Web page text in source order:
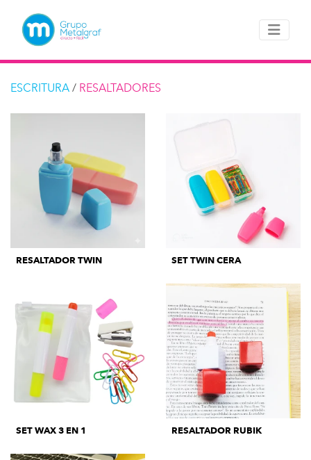
ESCRITURA / RESALTADORES
RESALTADOR TWIN SET TWIN CERA
SET WAX 3 EN 1 RESALTADOR RUBIK